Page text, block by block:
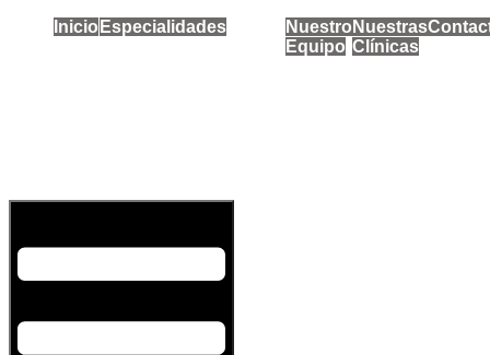
Inicio Especialidades
Nuestro
Equipo
Nuestras
Clínicas